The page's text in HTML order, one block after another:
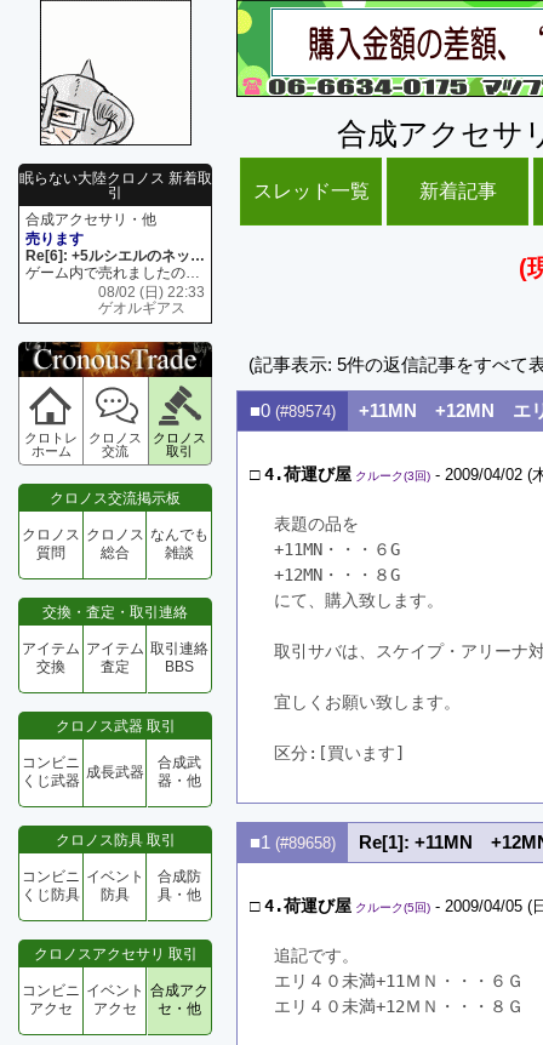
眠らない大陸クロノス 新着取
引
合成アクセサリ・他
売ります
Re[6]: +5ルシエルのネックレス
ゲーム内で売れましたので 在庫がネク1 リング4 となります リングのお値段は80G といたします
08/02 (日) 22:33
ゲオルギアス
クロトレ
ホーム
クロノス
交流
クロノス
取引
クロノス交流掲示板
クロノス
質問
クロノス
総合
なんでも
雑談
交換・査定・取引連絡
アイテム
交換
アイテム
査定
取引連絡
BBS
クロノス武器 取引
コンビニ
くじ武器 成長武器
合成武
器・他
クロノス防具 取引
コンビニ
くじ防具
イベント
防具
合成防
具・他
クロノスアクセサリ 取引
コンビニ
アクセ
イベント
アクセ
合成アク
セ・他
合成アクセサ
スレッド一覧 新着記事
(
(記事表示: 5件の返信記事をすべて
■0 (#89574) +11MN +12MN エ
□4.荷運び屋 クルーク(3回) - 2009/04/02 (
表題の品を
+11MN・・・６G
+12MN・・・８G
にて、購入致します。
取引サバは、スケイプ・アリーナ
宜しくお願い致します。
区分:[買います]
■1 (#89658) Re[1]: +11MN
□4.荷運び屋 クルーク(5回) - 2009/04/05 (
追記です。
エリ４０未満+11ＭＮ・・・６Ｇ
エリ４０未満+12ＭＮ・・・８Ｇ